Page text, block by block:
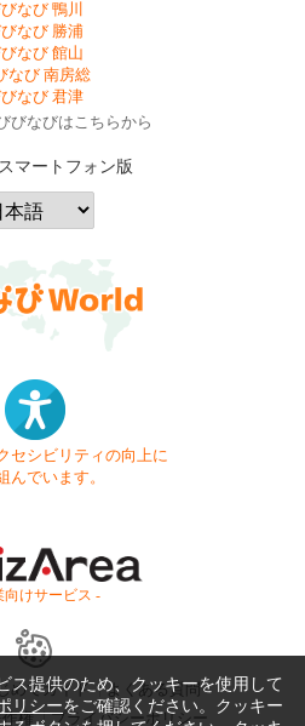
なび 鴨川
なび 勝浦
なび 館山
なび 南房総
なび 君津
びなびはこちらから
スマートフォン版
セシビリティの向上に
んでいます。
向けサービス -
めてガイド
よくある質問
権 プライバシーポリシー
ス提供のため、クッキーを使用して
リシーをご確認ください。クッキー